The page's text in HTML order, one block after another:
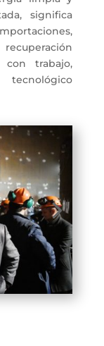
significa
con trabajo,